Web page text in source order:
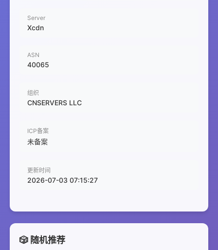
Server
Xcdn
ASN
40065
组织
CNSERVERS LLC
ICP备案
未备案
更新时间
2026-07-03 07:15:27
🎲 随机推荐